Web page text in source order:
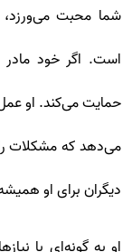
شما محبت
است. اگر خود مادر
حمایت می‌کند. او
می‌دهد که مشکلات
دیگران برای او
او به گونه‌ای با